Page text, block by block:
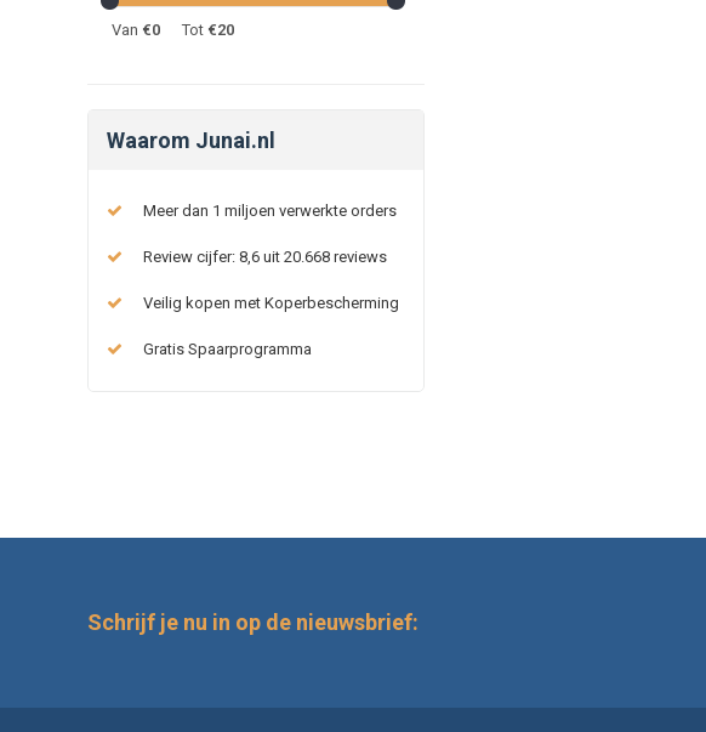
Van €0 Tot €20
Waarom Junai.nl
Meer dan 1 miljoen verwerkte orders
Review cijfer: 8,6 uit 20.668 reviews
Veilig kopen met Koperbescherming
Gratis Spaarprogramma
Schrijf je nu in op de nieuwsbrief: